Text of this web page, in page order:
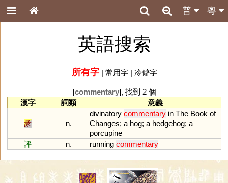
粵
普
英語搜索
所有字| 常用字| 冷僻字
[commentary], 找到 2 個
漢字
詞類 意義
彖 n.
divinatory commentary in The Book of
Changes; a hog; a hedgehog; a
porcupine
評
n. running commentary